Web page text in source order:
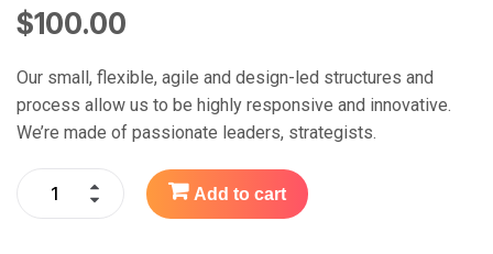
$100.00
Our small, flexible, agile and design-led structures and
process allow us to be highly responsive and innovative.
We’re made of passionate leaders, strategists.
Add to cart